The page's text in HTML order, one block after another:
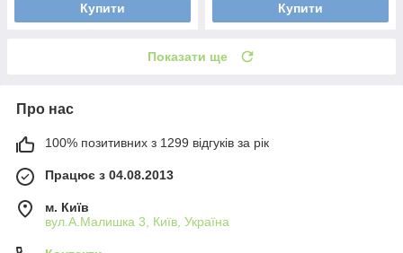
Купити Купити
Показати ще
Про нас
100% позитивних з 1299 відгуків за рік
Працює з 04.08.2013
м. Київ
вул.А.Малишка 3, Київ, Україна